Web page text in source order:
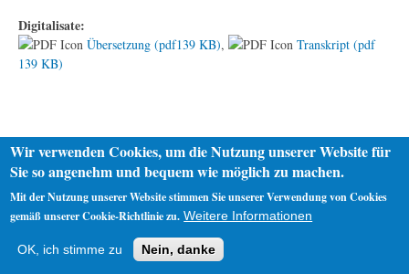
Digitalisate:
Übersetzung (pdf139 KB),
Transkript (pdf
139 KB)
Impressum
Wir verwenden Cookies, um die Nutzung unserer Website für
Sie so angenehm und bequem wie möglich zu machen.
Mit der Nutzung unserer Website stimmen Sie unserer Verwendung von Cookies
gemäß unserer Cookie-Richtlinie zu. Weitere Informationen
OK, ich stimme zu Nein, danke